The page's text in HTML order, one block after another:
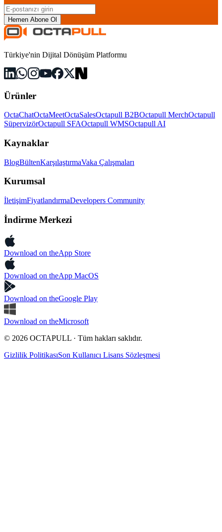
Hemen Abone Ol
Türkiye'nin Dijital Dönüşüm Platformu
Ürünler
OctaChatOctaMeetOctaSalesOctapull B2BOctapull MerchOctapull
SüpervizörOctapull SFAOctapull WMSOctapull AI
Kaynaklar
BlogBültenKarşılaştırmaVaka Çalışmaları
Kurumsal
İletişimFiyatlandırmaDevelopers Community
İndirme Merkezi
Download on theApp Store
Download on theApp MacOS
Download on theGoogle Play
Download on theMicrosoft
© 2026 OCTAPULL · Tüm hakları saklıdır.
Gizlilik PolitikasıSon Kullanıcı Lisans Sözleşmesi